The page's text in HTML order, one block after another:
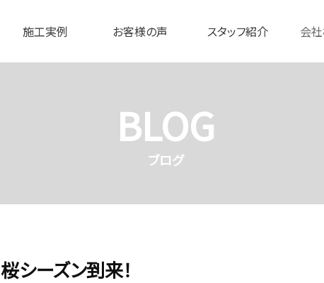
施工実例 お客様の声 スタッフ紹介 会
BLOG
ブログ
桜シーズン到来！